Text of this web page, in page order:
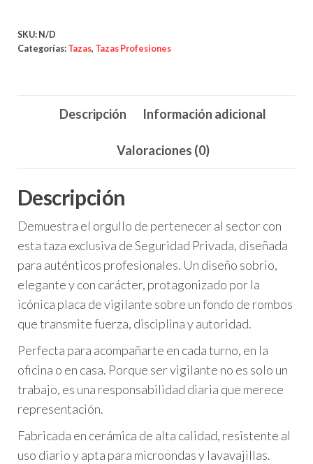
–
Diseño
SKU: N/D
Categorías: Tazas, Tazas Profesiones
Descripción Información adicional
Valoraciones (0)
Descripción
Demuestra el orgullo de pertenecer al sector con
esta taza exclusiva de Seguridad Privada, diseñada
para auténticos profesionales. Un diseño sobrio,
elegante y con carácter, protagonizado por la
icónica placa de vigilante sobre un fondo de rombos
que transmite fuerza, disciplina y autoridad.
Perfecta para acompañarte en cada turno, en la
oficina o en casa. Porque ser vigilante no es solo un
trabajo, es una responsabilidad diaria que merece
representación.
Fabricada en cerámica de alta calidad, resistente al
uso diario y apta para microondas y lavavajillas.